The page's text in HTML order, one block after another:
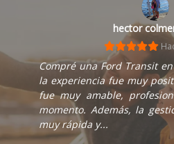
hector
Compré una Ford Transit
la experiencia fue muy
fue muy amable,
momento. Además, la
muy rápida y...